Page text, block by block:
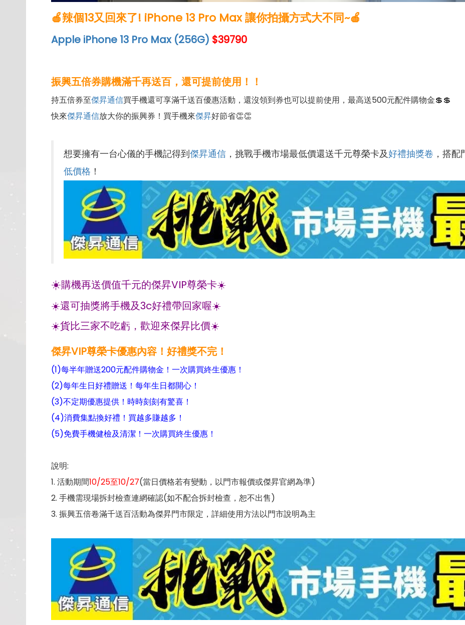
🍎辣個13又回來了! iPhone 13 Pro Max 讓你拍攝方式大不同~🍎
Apple iPhone 13 Pro Max (256G) $39790
振興五倍券購機滿千再送百，還可提前使用！！
持五倍券至傑昇通信買手機還可享滿千送百優惠活動，還沒領到券也可以提前使用，最高送500元配件購物金💲💲
快來傑昇通信放大你的振興券！買手機來傑昇好節省👏👏
想要擁有一台心儀的手機記得到傑昇通信 ，挑戰手機市場最低價還送千元尊榮卡及好禮抽獎卷 ，搭
低價格 ！
☀️購機再送價值千元的傑昇VIP尊榮卡☀️
☀️還可抽獎將手機及3c好禮帶回家喔☀️
☀️貨比三家不吃虧，歡迎來傑昇比價☀️
傑昇VIP尊榮卡優惠內容！好禮獎不完！
(1)每半年贈送200元配件購物金！一次購買終生優惠！
(2)每年生日好禮贈送！每年生日都開心！
(3)不定期優惠提供！時時刻刻有驚喜！
(4)消費集點換好禮！買越多賺越多！
(5)免費手機健檢及清潔！一次購買終生優惠！
說明:
1. 活動期間10/25至10/27(當日價格若有變動，以門市報價或傑昇官網為準)
2. 手機需現場拆封檢查連網確認(如不配合拆封檢查，恕不出售)
3. 振興五倍卷滿千送百活動為傑昇門市限定，詳細使用方法以門市說明為主